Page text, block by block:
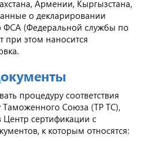
Армении, Кыргызстана,
о декларировании
ФСА (Федеральной службы по
при этом наносится
процедуру соответствия
Таможенного Союза (ТР ТС),
сертификации с
к которым относятся: